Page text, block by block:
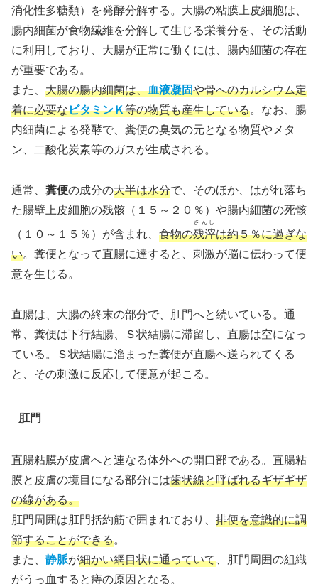
消化性多糖類）を発酵分解する。大腸の粘膜上皮細胞は、
腸内細菌が食物繊維を分解して生じる栄養分を、その活動
に利用しており、大腸が正常に働くには、腸内細菌の存在
が重要である。
また、 大腸の腸内細菌は、血液凝固や骨へのカルシウム定
着に必要なビタミンＫ等の物質も産生している。なお、腸
内細菌による発酵で、糞便の臭気の元となる物質やメタ
ン、二酸化炭素等のガスが生成される。
通常、 糞便の成分の大半は水分で、そのほか、はがれ落ち
た腸壁上皮細胞の残骸（１５～２０％）や腸内細菌の死骸
（１０～１５％）が含まれ、 食物の残滓
ざんし
は約５％に過ぎな
い。糞便となって直腸に達すると、刺激が脳に伝わって便
意を生じる。
直腸は、大腸の終末の部分で、肛門へと続いている。通
常、糞便は下行結腸、Ｓ状結腸に滞留し、直腸は空になっ
ている。Ｓ状結腸に溜まった糞便が直腸へ送られてくる
と、その刺激に反応して便意が起こる。
肛門
直腸粘膜が皮膚へと連なる体外への開口部である。直腸粘
膜と皮膚の境目になる部分には歯状線と呼ばれるギザギザ
の線がある。
肛門周囲は肛門括約筋で囲まれており、 排便を意識的に調
節することができる。
また、 静脈が細かい網目状に通っていて、肛門周囲の組織
がうっ血すると痔の原因となる。